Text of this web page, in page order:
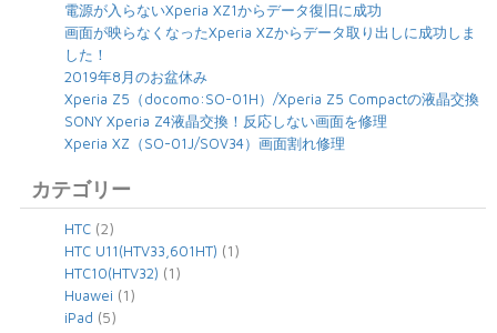
電源が入らないXperia XZ1からデータ復旧に成功
画面が映らなくなったXperia XZからデータ取り出しに成功しま
した！
2019年8月のお盆休み
Xperia Z5（docomo:SO-01H）/Xperia Z5 Compactの液晶交換
SONY Xperia Z4液晶交換！反応しない画面を修理
Xperia XZ（SO-01J/SOV34）画面割れ修理
カテゴリー
HTC (2)
HTC U11(HTV33,601HT) (1)
HTC10(HTV32) (1)
Huawei (1)
iPad (5)